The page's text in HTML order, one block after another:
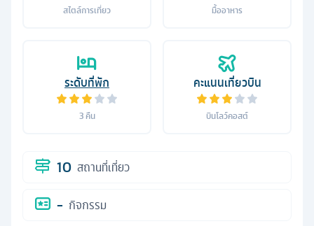
สไตล์การเที่ยว มื้ออาหาร
ระดับที่พัก
3คืน
คะแนนเที่ยวบิน
บินโลว์คอสต์
10 สถานที่เที่ยว
- กิจกรรม